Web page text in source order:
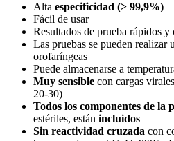
Alta especificidad (> 99,9%)
Fácil de usar
Resultados de prueba rápidos
Las pruebas se pueden realizar
orofaríngeas
Puede almacenarse a
Muy sensible con cargas
20-30)
Todos los componentes de la
estériles, están incluidos
Sin reactividad cruzada con